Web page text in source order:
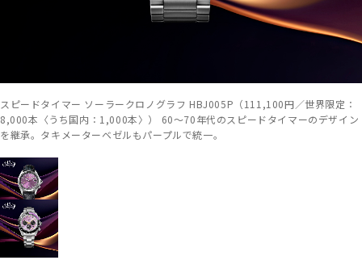
スピードタイマー ソーラークロノグラフ HBJ005P（111,100円／世界限定：
8,000本〈うち国内：1,000本〉） 60～70年代のスピードタイマーのデザイン
を継承。タキメーターベゼルもパープルで統一。